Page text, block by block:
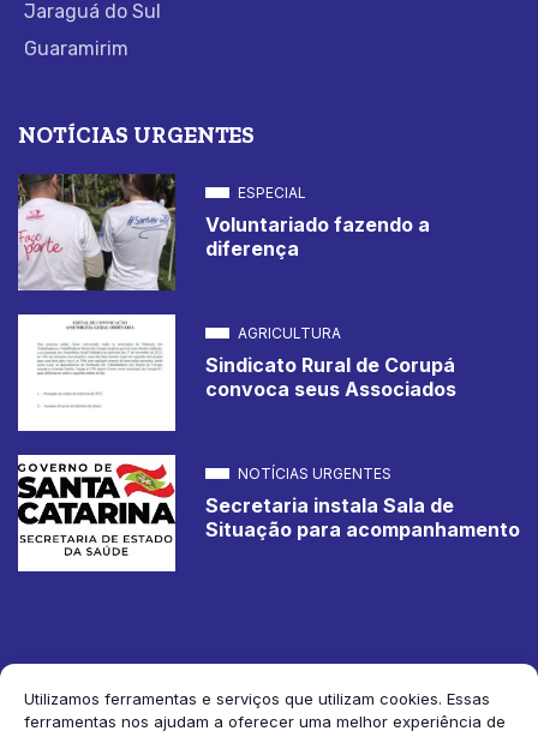
Utilizamos ferramentas e serviços que utilizam cookies. Essas
ferramentas nos ajudam a oferecer uma melhor experiência de
Jaraguá do Sul
Guaramirim
NOTÍCIAS URGENTES
ESPECIAL
Voluntariado fazendo a
diferença
AGRICULTURA
Sindicato Rural de Corupá
convoca seus Associados
NOTÍCIAS URGENTES
Secretaria instala Sala de
Situação para acompanhamento
2026 Jornal de Corupá. Todos os direitos reservados.